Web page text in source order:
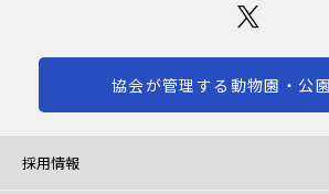
協会が管理する動物園・公
採用情報